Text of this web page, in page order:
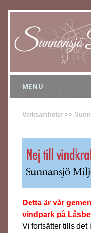
MENU
Verksamheter >>
Detta är vår
vindpark på
Vi fortsätter tills det